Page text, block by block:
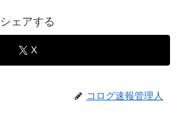
シェアする
X
コログ速報管理人